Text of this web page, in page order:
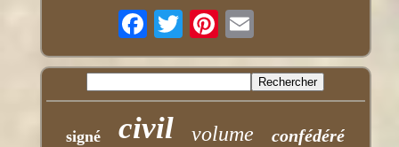
signé civil volume confédéré